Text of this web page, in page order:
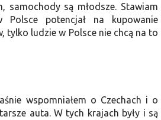
samochody są młodsze. Stawiam
potencjał na kupowanie
tylko ludzie w Polsce nie chcą na to
wspomniałem o Czechach i o
auta. W tych krajach były i są